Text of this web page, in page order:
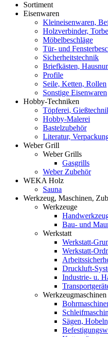
Sortiment
Eisenwaren
Kleineisenwaren,
Holzverbinder,
Möbelbeschläge
Tür- und
Sicherheitstechnik
Briefkästen,
Profile
Seile, Ketten, Rollen
Sonstige Eisenwaren
Hobby-Techniken
Töpferei,
Hobby-Malerei
Bastelzubehör
Literatur,
Weber Grill
Weber Grills
Gasgrills
Weber Zubehör
WEKA Holz
Sauna
Werkzeug, Maschinen,
Werkzeuge
Bau- und
Werkstatt
Werkstatt-
Werkstatt-
Druckluft-
Industrie- u.
Werkzeugmaschinen
Sägen,